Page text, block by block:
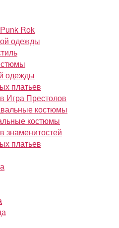
Rok
одежды
одежды
платьев
Игра Престолов
костюмы
костюмы
знаменитостей
платьев